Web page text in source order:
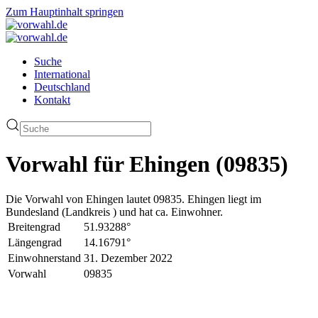
Zum Hauptinhalt springen
Suche
International
Deutschland
Kontakt
Vorwahl für Ehingen (09835)
Die Vorwahl von Ehingen lautet 09835. Ehingen liegt im
Bundesland (Landkreis ) und hat ca. Einwohner.
Breitengrad
51.93288°
Längengrad
14.16791°
Einwohnerstand 31. Dezember 2022
Vorwahl
09835